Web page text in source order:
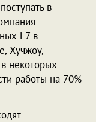
в
L7 в
Хучжоу,
некоторых
работы на 70%